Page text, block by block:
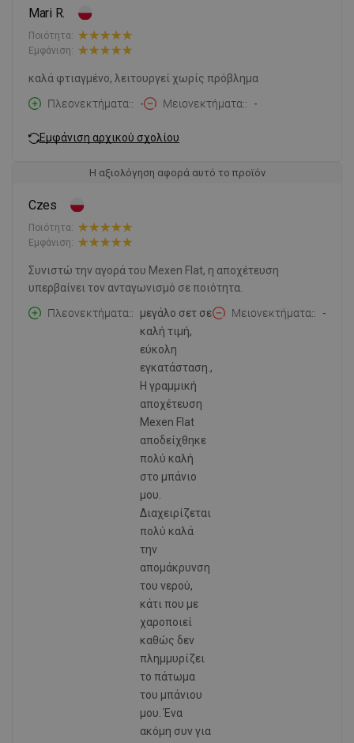
Mari R.
Ποιότητα:
Εμφάνιση:
καλά φτιαγμένο, λειτουργεί χωρίς πρόβλημα
Πλεονεκτήματα:
- Μειονεκτήματα: -
Εμφάνιση αρχικού σχολίου
Η αξιολόγηση αφορά αυτό το προϊόν
Czes
Ποιότητα:
Εμφάνιση:
Συνιστώ την αγορά του Mexen Flat, η αποχέτευση
υπερβαίνει τον ανταγωνισμό σε ποιότητα.
Πλεονεκτήματα:
μεγάλο σετ σε
καλή τιμή,
εύκολη
εγκατάσταση.,
Η γραμμική
αποχέτευση
Mexen Flat
αποδείχθηκε
πολύ καλή
στο μπάνιο
μου.
Διαχειρίζεται
πολύ καλά
την
απομάκρυνση
του νερού,
κάτι που με
χαροποιεί
καθώς δεν
πλημμυρίζει
το πάτωμα
του μπάνιου
μου. Ένα
ακόμη συν για
Μειονεκτήματα: -